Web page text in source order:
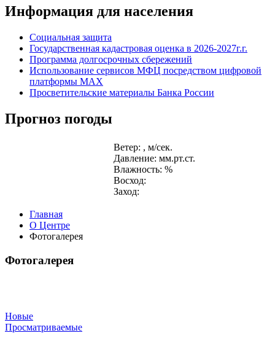
Информация для населения
Социальная защита
Государственная кадастровая оценка в 2026-2027г.г.
Программа долгосрочных сбережений
Использование сервисов МФЦ посредством цифровой
платформы MAX
Просветительские материалы Банка России
Прогноз погоды
Ветер: , м/сек.
Давление: мм.рт.ст.
Влажность: %
Восход:
Заход:
Главная
О Центре
Фотогалерея
Фотогалерея
Новые
Просматриваемые